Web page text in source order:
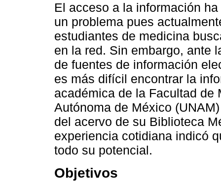
El acceso a la información
un problema pues
estudiantes de medicina
en la red. Sin embargo, ante
de fuentes de información
es más difícil encontrar la
académica de la Facultad de
Autónoma de México
del acervo de su Biblioteca
experiencia cotidiana indicó
todo su potencial.
Objetivos